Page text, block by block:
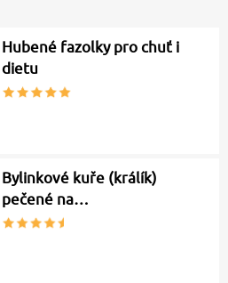
Hubené fazolky pro chuť i
dietu
Bylinkové kuře (králík)
pečené na…